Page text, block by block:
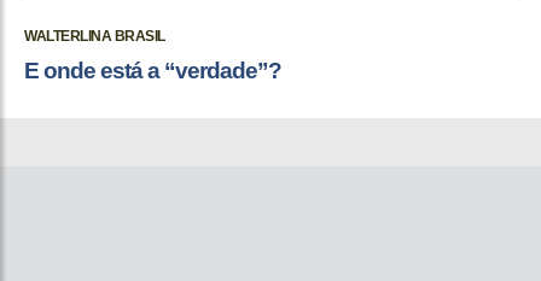
WALTERLINA BRASIL
E onde está a “verdade”?